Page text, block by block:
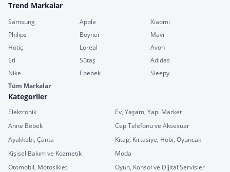
Trend Markalar
Samsung Apple
Xiaomi
Philips
Boyner
Mavi
Hotiç
Loreal
Avon
Eti
Sütaş
Adidas
Nike
Ebebek
Sleepy
Tüm Markalar
Kategoriler
Elektronik
Ev, Yaşam, Yapı Market
Anne Bebek
Cep Telefonu ve Aksesuar
Ayakkabı, Çanta
Kitap, Kırtasiye, Hobi, Oyuncak
Kişisel Bakım ve Kozmetik
Moda
Otomobil, Motosiklet
Oyun, Konsol ve Dijital Servisler